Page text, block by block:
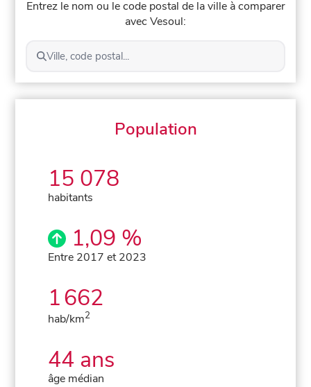
Entrez le nom ou le code postal de la ville à comparer
avec Vesoul:
Ville, code postal...
Population
15 078
habitants
1,09 %
Entre 2017 et 2023
1 662
hab/km2
44 ans
âge médian